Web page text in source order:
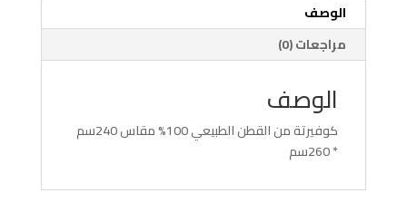
الوصف
مراجعات (0)
الوصف
كوفيرتة من القطن الطبيعي 100% مقاس 240سم
* 260سم